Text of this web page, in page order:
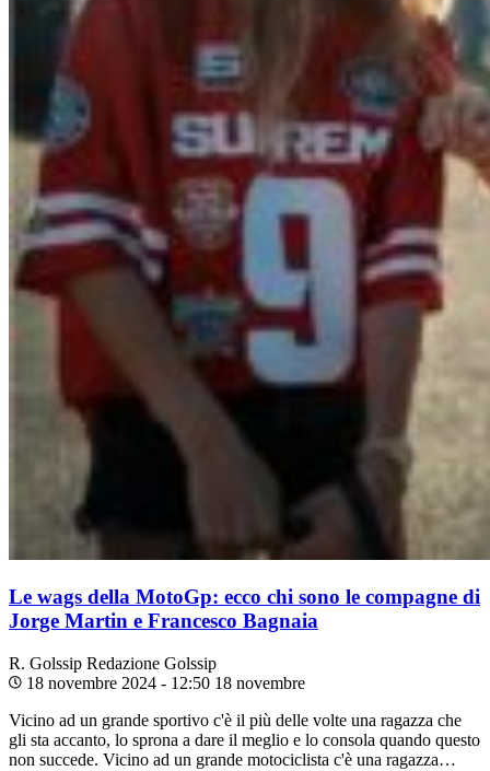
Le wags della MotoGp: ecco chi sono le compagne di
Jorge Martin e Francesco Bagnaia
R. Golssip Redazione Golssip
18 novembre 2024 - 12:50 18 novembre
Vicino ad un grande sportivo c'è il più delle volte una ragazza che
gli sta accanto, lo sprona a dare il meglio e lo consola quando questo
non succede. Vicino ad un grande motociclista c'è una ragazza…